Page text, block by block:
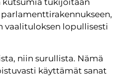
kutsumia tukijoitaan
vaalituloksen lopullisesti
niin surullista. Nämä
käyttämät sanat